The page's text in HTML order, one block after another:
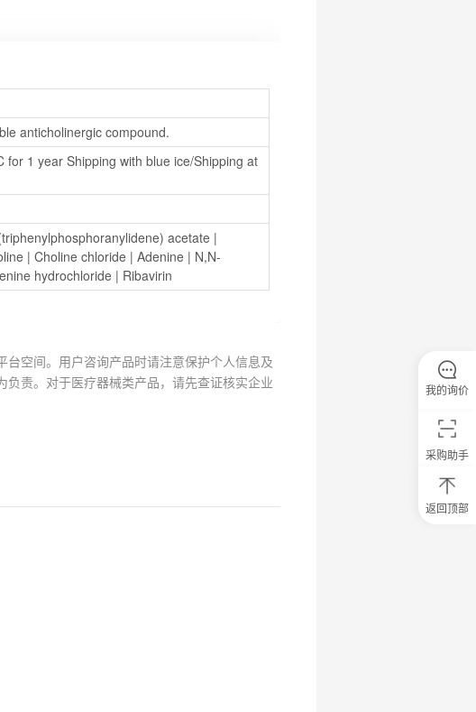
anticholinergic compound.
for 1 year Shipping with blue ice/Shipping at
acetate
| Choline chloride | Adenine | N,N-
hydrochloride | Ribavirin
空间。用户咨询产品时请注意保护个人信息及
责。对于医疗器械类产品，请先查证核实企业
采购助手
返回顶部
我的询价